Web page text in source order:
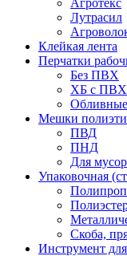
Агротекс
Лутрасил
Клейкая лента
Перчатки
Без ПВХ
ХБ с ПВХ
Обливные
Мешки
ПВД
ПНД
Для
Упаковочная
Скоба,
Инструмент